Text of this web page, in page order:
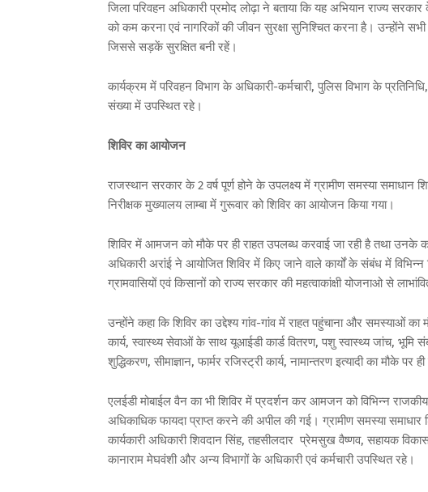
जिला परिवहन अधिकारी प्रमोद लोढ़ा ने बताया कि यह अभियान राज्य
को कम करना एवं नागरिकों की जीवन सुरक्षा सुनिश्चित करना है। उन्होंने
जिससे सड़कें सुरक्षित बनी रहें।
कार्यक्रम में परिवहन विभाग के अधिकारी-कर्मचारी, पुलिस विभाग के
संख्या में उपस्थित रहे।
शिविर का आयोजन
राजस्थान सरकार के 2 वर्ष पूर्ण होने के उपलक्ष्य में ग्रामीण समस्या समाधान
निरीक्षक मुख्यालय लाम्बा में गुरूवार को शिविर का आयोजन किया गया।
शिविर में आमजन को मौके पर ही राहत उपलब्ध करवाई जा रही है तथा उनके
अधिकारी अरांई ने आयोजित शिविर में किए जाने वाले कार्यों के संबंध में
ग्रामवासियों एवं किसानों को राज्य सरकार की महत्वाकांक्षी योजनाओ से
उन्होंने कहा कि शिविर का उद्देश्य गांव-गांव में राहत पहुंचाना और समस्याओं
कार्य, स्वास्थ्य सेवाओं के साथ यूआईडी कार्ड वितरण, पशु स्वास्थ्य जांच,
शुद्धिकरण, सीमाज्ञान, फार्मर रजिस्ट्री कार्य, नामान्तरण इत्यादी का मौके पर
एलईडी मोबाईल वैन का भी शिविर में प्रदर्शन कर आमजन को विभिन्न
अधिकाधिक फायदा प्राप्त करने की अपील की गई। ग्रामीण समस्या
कार्यकारी अधिकारी शिवदान सिंह, तहसीलदार प्रेमसुख वैष्णव, सहायक
कानाराम मेघवंशी और अन्य विभागों के अधिकारी एवं कर्मचारी उपस्थित रहे।